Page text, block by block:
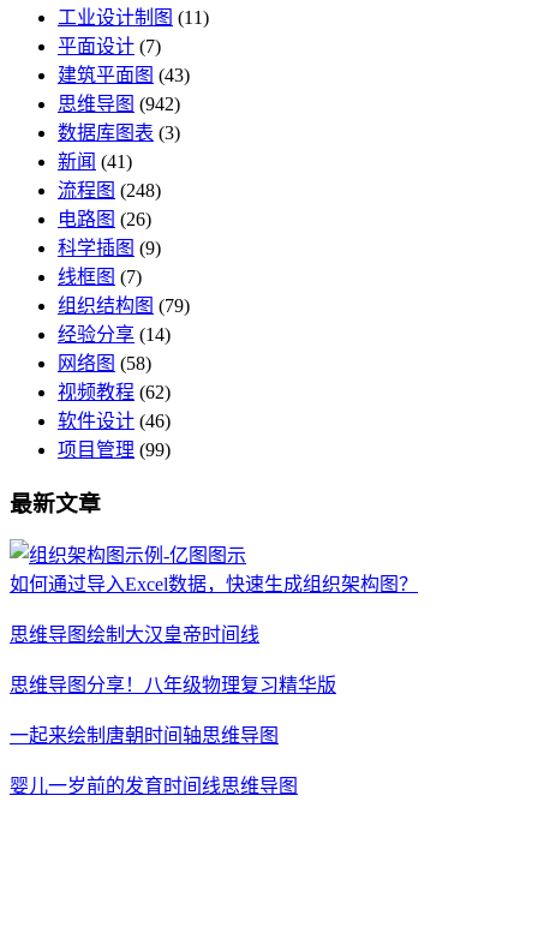
工业设计制图 (11)
平面设计 (7)
建筑平面图 (43)
思维导图 (942)
数据库图表 (3)
新闻 (41)
流程图 (248)
电路图 (26)
科学插图 (9)
线框图 (7)
组织结构图 (79)
经验分享 (14)
网络图 (58)
视频教程 (62)
软件设计 (46)
项目管理 (99)
最新文章
如何通过导入Excel数据，快速生成组织架构图？
思维导图绘制大汉皇帝时间线
思维导图分享！八年级物理复习精华版
一起来绘制唐朝时间轴思维导图
婴儿一岁前的发育时间线思维导图